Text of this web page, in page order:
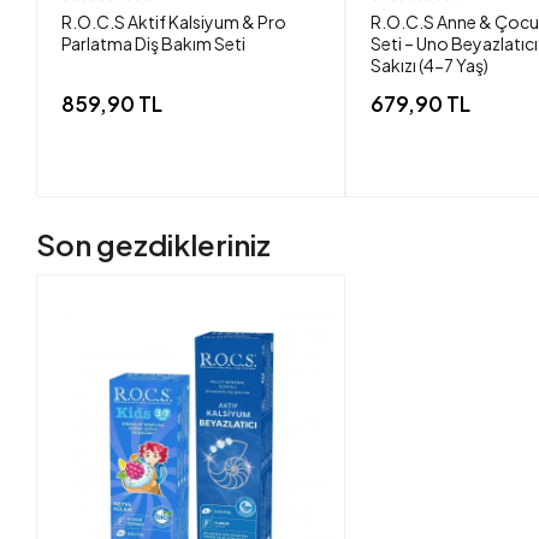
R.O.C.S Aktif Kalsiyum & Pro
Parlatma Diş Bakım Seti
859,90 TL
R.O.C.S Anne &
Seti – Uno
Sakızı (4-7 Yaş)
679,90 TL
Son gezdikleriniz